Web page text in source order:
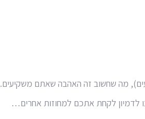
מה שחשוב זה האהבה שאתם משקיעים.
לדמיון לקחת אתכם למחוזות אחרים…